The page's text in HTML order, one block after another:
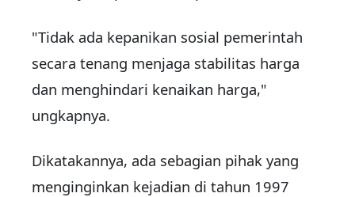
"Tidak ada kepanikan sosial pemerintah
secara tenang menjaga stabilitas harga
dan menghindari kenaikan harga,"
ungkapnya.
Dikatakannya, ada sebagian pihak yang
menginginkan kejadian di tahun 1997